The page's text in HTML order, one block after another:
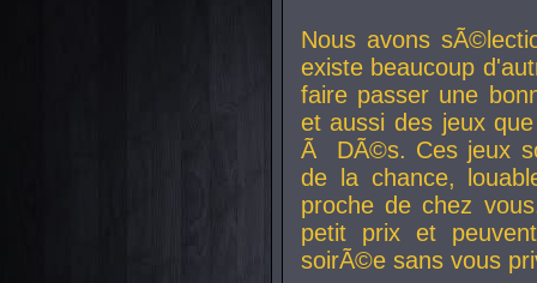
Nous avons
existe beaucoup
faire passer une
et aussi des jeux
Ã DÃ©s. Ces jeux
de la chance,
proche de chez
petit prix et
soirÃ©e sans vous